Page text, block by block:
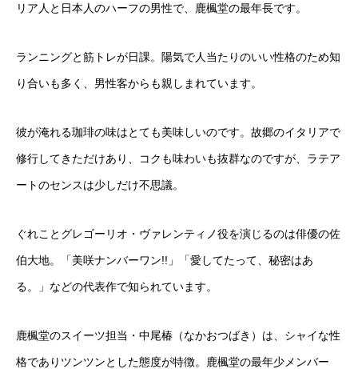
リア人と日本人のハーフの男性で、鹿楓堂の最年長です。
ランニングと筋トレが日課。陽気で人当たりのいい性格のため知
り合いも多く、男性客からも親しまれています。
彼が淹れる珈琲の味はとても美味しいのです。故郷のイタリアで
修行してきただけあり、コクも味わいも抜群なのですが、ラテア
ートのセンスは少しだけ不思議。
ぐれことグレゴーリオ・ヴァレンティノ役を演じるのは俳優の佐
伯大地。「美咲ナンバーワン!!」「愛してたって、秘密はあ
る。」などの代表作で知られています。
鹿楓堂のスイーツ担当・中尾椿（なかおつばき）は、シャイな性
格でありツンツンとした態度が特徴。鹿楓堂の最年少メンバー